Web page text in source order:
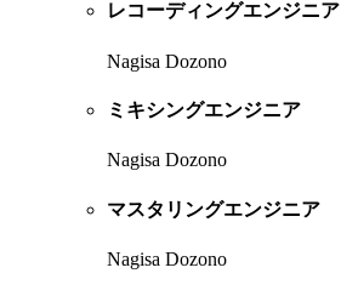
レコーディングエンジニア
Nagisa Dozono
ミキシングエンジニア
Nagisa Dozono
マスタリングエンジニア
Nagisa Dozono